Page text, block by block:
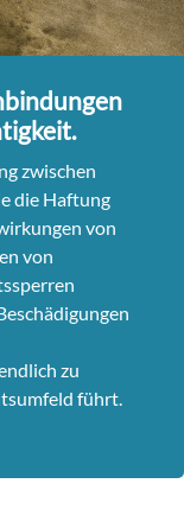
zwischen
die Haftung
von
von
zu
führt.